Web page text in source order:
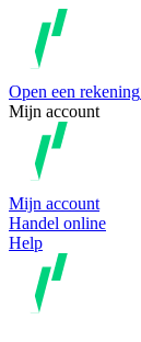
Open een rekening
Mijn account
Mijn account
Handel online
Help